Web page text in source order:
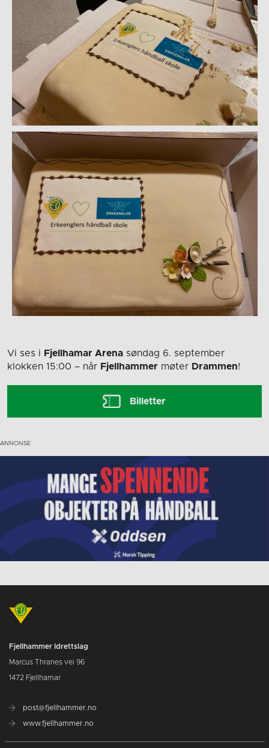
Vi ses i Fjellhamar Arena søndag 6. september
klokken 15:00 – når Fjellhammer møter Drammen!
Billetter
Fjellhammer Idrettslag
Marcus Thranes vei 96
1472 Fjellhamar
post@fjellhammer.no
www.fjellhammer.no